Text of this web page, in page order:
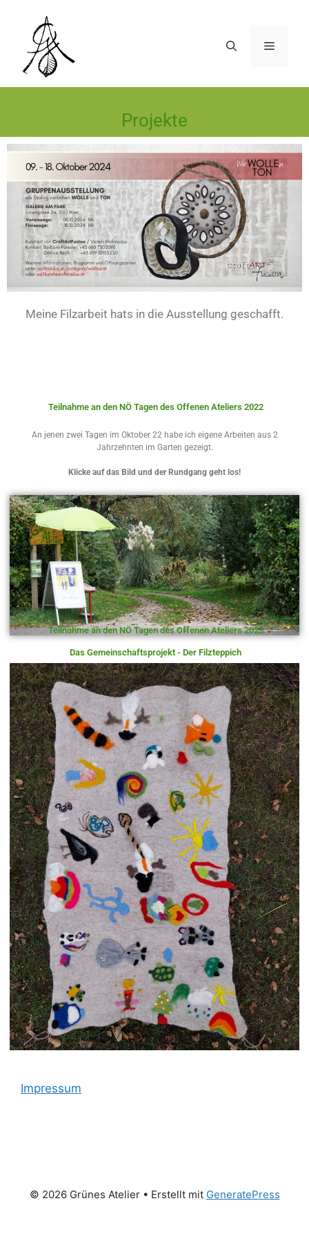
Projekte
Meine Filzarbeit hats in die Ausstellung geschafft.
Teilnahme an den NÖ Tagen des Offenen Ateliers 2022
An jenen zwei Tagen im Oktober 22 habe ich eigene Arbeiten aus 2
Jahrzehnten im Garten gezeigt.
Klicke auf das Bild und der Rundgang geht los!
Teilnahme an den NÖ Tagen des Offenen Ateliers 2023
Das Gemeinschaftsprojekt - Der Filzteppich
Vielen Dank fürs Mitmachen!
Impressum
© 2026 Grünes Atelier• Erstellt mit GeneratePress